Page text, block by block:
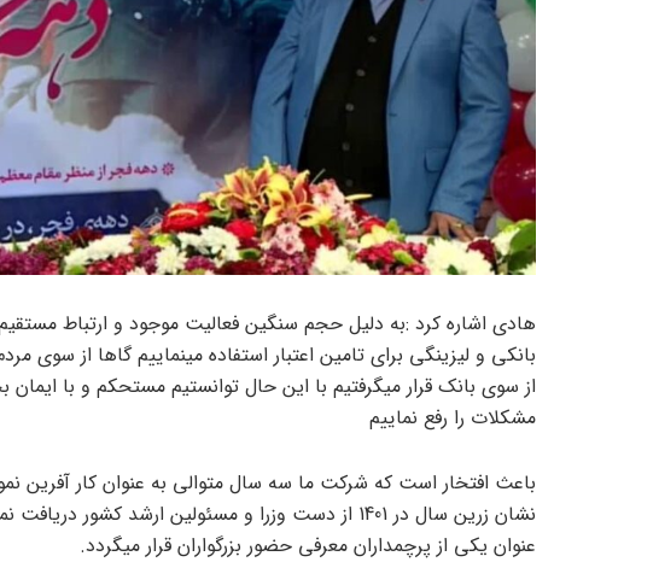
هادی اشاره کرد :به دلیل حجم سنگین فعالیت موجود و ارتباط
بانکی و لیزینگی برای تامین اعتبار استفاده مینماییم گاها از
از سوی بانک قرار میگرفتیم با این حال توانستیم مستحکم و با
مشکلات را رفع نماییم
باعث افتخار است که شرکت ما سه سال متوالی به عنوان کار آفرین
نشان زرین سال در 1401 از دست وزرا و مسئولین ارشد
عنوان یکی از پرچمداران معرفی حضور بزرگواران قرار میگردد.